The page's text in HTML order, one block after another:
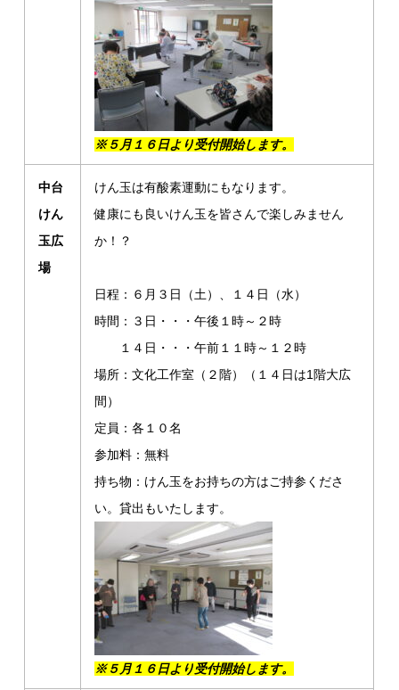
※５月１６日より受付開始します。
中台
けん
玉広
場
けん玉は有酸素運動にもなります。
健康にも良いけん玉を皆さんで楽しみません
か！？
日程：６月３日（土）、１４日（水）
時間：３日・・・午後１時～２時
１４日・・・午前１１時～１２時
場所：文化工作室（２階）（１４日は1階大広
間）
定員：各１０名
参加料：無料
持ち物：けん玉をお持ちの方はご持参くださ
い。貸出もいたします。
※５月１６日より受付開始します。